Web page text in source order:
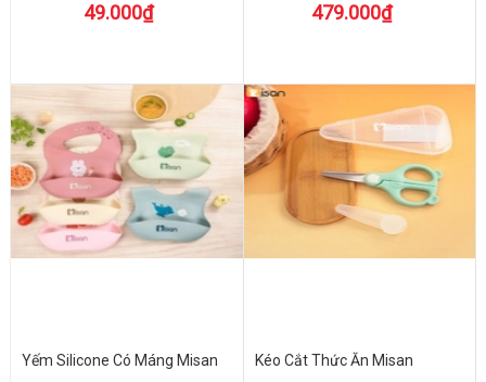
49.000₫ 479.000₫
Yếm Silicone Có Máng Misan Kéo Cắt Thức Ăn Misan